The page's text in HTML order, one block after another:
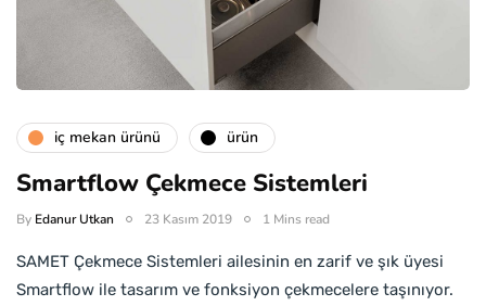
i̇ç mekan ürünü ürün
Smartflow Çekmece Sistemleri
By Edanur Utkan 23 Kasım 2019 1 Mins read
SAMET Çekmece Sistemleri ailesinin en zarif ve şık üyesi
Smartflow ile tasarım ve fonksiyon çekmecelere taşınıyor.